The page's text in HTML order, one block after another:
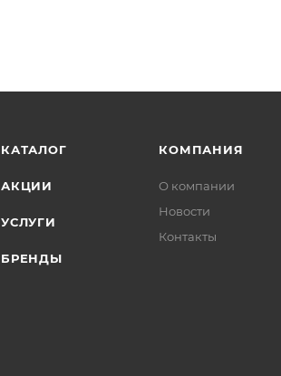
КАТАЛОГ
АКЦИИ
УСЛУГИ
БРЕНДЫ
КОМПАНИЯ
О компании
Новости
Контакты